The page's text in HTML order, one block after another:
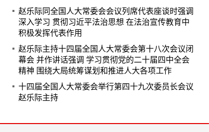
赵乐际同全国人大常委会会议列席代表座谈时强调
深入学习 贯彻习近平法治思想 在法治宣传教育中
积极发挥代表作用
赵乐际主持十四届全国人大常委会第十八次会议闭
幕会 并作讲话强调 学习贯彻党的二十届四中全会
精神 围绕大局统筹谋划和推进人大各项工作
十四届全国人大常委会举行第四十九次委员长会议
赵乐际主持